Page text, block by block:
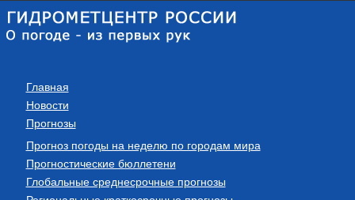
Главная
Новости
Прогнозы
Прогноз погоды на неделю по городам мира
Прогностические бюллетени
Глобальные среднесрочные прогнозы